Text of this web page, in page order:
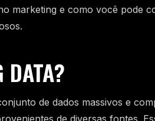
marketing e como você pode
DATA?
de dados massivos e